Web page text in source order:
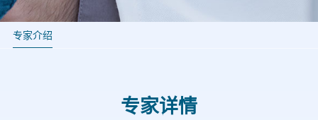
专家介绍
专家详情